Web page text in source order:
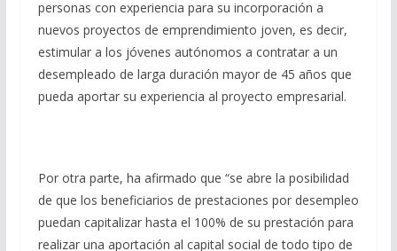
personas con experiencia para su incorporación a
nuevos proyectos de emprendimiento joven, es decir,
estimular a los jóvenes autónomos a contratar a un
desempleado de larga duración mayor de 45 años que
pueda aportar su experiencia al proyecto empresarial.
Por otra parte, ha afirmado que “se abre la posibilidad
de que los beneficiarios de prestaciones por desempleo
puedan capitalizar hasta el 100% de su prestación para
realizar una aportación al capital social de todo tipo de